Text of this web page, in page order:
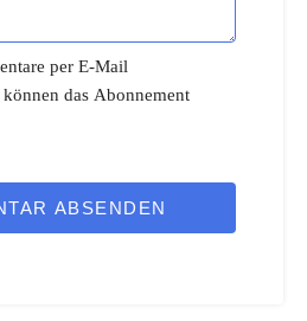
per E-Mail
das Abonnement
ABSENDEN